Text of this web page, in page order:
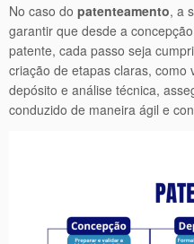
No caso do patenteamento, a
garantir que desde a
patente, cada passo seja
criação de etapas claras, como
depósito e análise técnica,
conduzido de maneira ágil e